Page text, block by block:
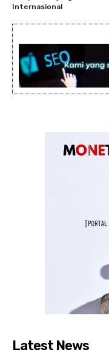
Internasional
Latest News